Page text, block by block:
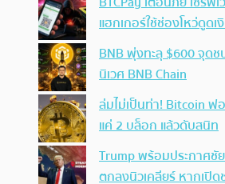
แฮกเกอร์ใช้ช่องโหว่ดูด
BNB พุ่งทะลุ $600 จุดช
นิเวศ BNB Chain
ล่มไม่เป็นท่า! Bitcoin ฟ
แค่ 2 บล็อก แล้วดับสนิท
Trump พร้อมประกาศชั
ตกลงนิวเคลียร์ หากเปิ